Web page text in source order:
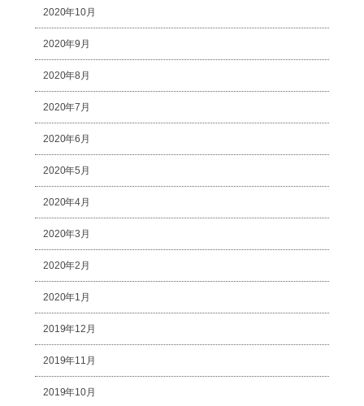
2020年10月
2020年9月
2020年8月
2020年7月
2020年6月
2020年5月
2020年4月
2020年3月
2020年2月
2020年1月
2019年12月
2019年11月
2019年10月